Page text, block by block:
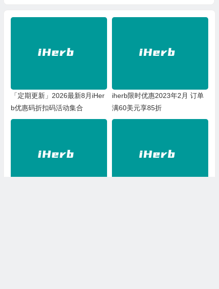
「定期更新」2026最新8月iHer
b优惠码折扣码活动集合
iherb限时优惠2023年2月 订单
满60美元享85折